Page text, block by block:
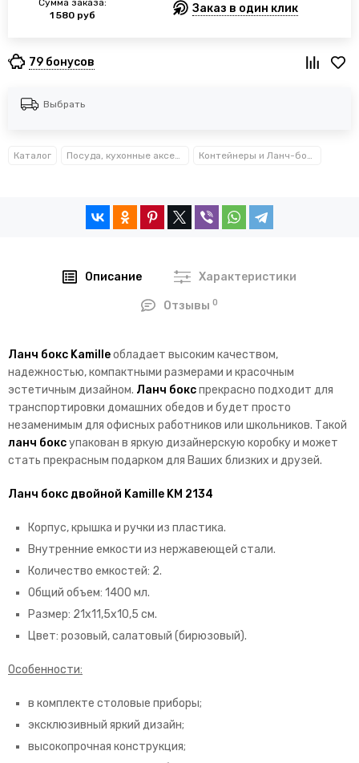
Сумма заказа:
1 580 руб
Заказ в один клик
79 бонусов
Выбрать
Каталог Посуда, кухонные аксессуары и принадлежности TM Kamille TM Ofenbach Контейнеры и Ланч-боксы Kamille™
Описание Характеристики
Отзывы0
Ланч бокс Kamilleобладает высоким качеством,
надежностью, компактными размерами и красочным
эстетичным дизайном. Ланч бокспрекрасно подходит для
транспортировки домашних обедов и будет просто
незаменимым для офисных работников или школьников. Такой
ланч боксупакован в яркую дизайнерскую коробку и может
стать прекрасным подарком для Ваших близких и друзей.
Ланч бокс двойной Kamille KM 2134
Корпус, крышка и ручки из пластика.
Внутренние емкости из нержавеющей стали.
Количество емкостей: 2.
Общий объем: 1400 мл.
Размер: 21х11,5х10,5 см.
Цвет: розовый, салатовый (бирюзовый).
Особенности:
в комплекте столовые приборы;
эксклюзивный яркий дизайн;
высокопрочная конструкция;